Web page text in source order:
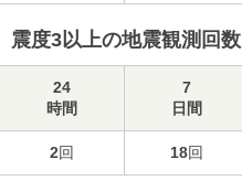
震度3以上の地震観測回数
24
時間
7
日間
2回 18回